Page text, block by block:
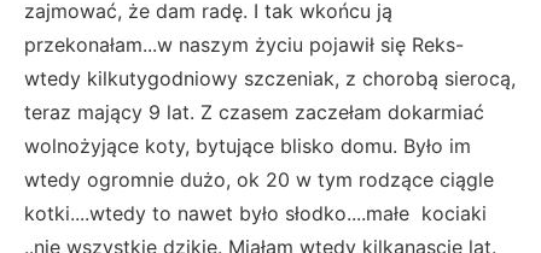
zajmować, że dam radę. I tak wkońcu ją
przekonałam...w naszym życiu pojawił się Reks-
wtedy kilkutygodniowy szczeniak, z chorobą sierocą,
teraz mający 9 lat. Z czasem zaczełam dokarmiać
wolnożyjące koty, bytujące blisko domu. Było im
wtedy ogromnie dużo, ok 20 w tym rodzące ciągle
kotki....wtedy to nawet było słodko....małe kociaki
..nie wszystkie dzikie. Miałam wtedy kilkanascie lat.